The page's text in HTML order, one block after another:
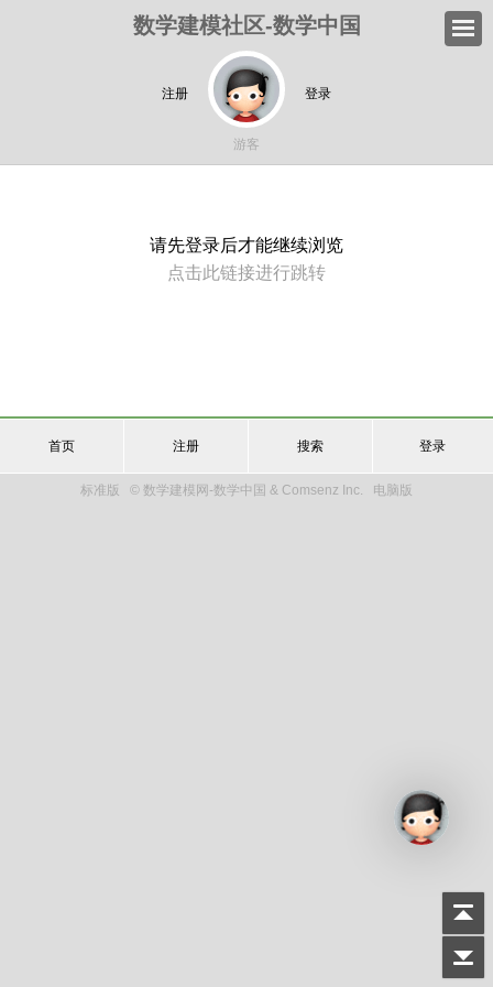
数学建模社区-数学中国
注册 登录
游客
请先登录后才能继续浏览
点击此链接进行跳转
首页 注册 搜索 登录
标准版 © 数学建模网-数学中国 & Comsenz Inc. 电脑版